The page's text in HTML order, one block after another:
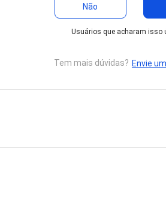
Não
Usuários que acharam isso
Tem mais dúvidas? Envie